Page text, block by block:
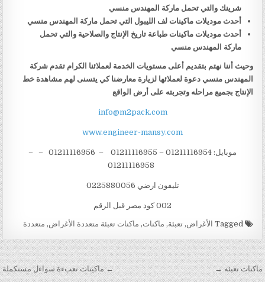
شرينك والتي تحمل ماركة المهندس منسي
أحدث موديلات ماكينات لف الليبول التي تحمل ماركة المهندس منسي
أحدث موديلات ماكينات طباعة تاريخ الإنتاج والصلاحية والتي تحمل
ماركة المهندس منسي
وحيث أننا نهتم بتقديم أعلى مستويات الخدمة لعملائنا الكرام تقدم شركة
المهندس منسي دعوة لعملائها لزيارة معارضنا كي يتسنى لهم مشاهدة خط
الإنتاج بجميع مراحله وتجربته على أرض الواقع
info@m2pack.com
www.engineer-mansy.com
موبايل: 01211116954 – 01211116955 – 01211116956 – –
تليفون ارضي 0225880056
002 كود مصر قبل الرقم
Tagged الأغراض,تعبئة, ماكنات, ماكنات تعبئة متعددة الأغراض, متعددة
تصفّح المقالات ← ماكينات تعبءة سواءل مستكملة ماكنات تعبئه →